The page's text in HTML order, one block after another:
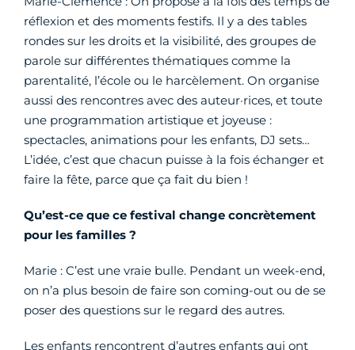
réflexion et des moments festifs. Il y a des tables
rondes sur les droits et la visibilité, des groupes de
parole sur différentes thématiques comme la
parentalité, l’école ou le harcèlement. On organise
aussi des rencontres avec des auteur·rices, et toute
une programmation artistique et joyeuse :
spectacles, animations pour les enfants, DJ sets…
L’idée, c’est que chacun puisse à la fois échanger et
faire la fête, parce que ça fait du bien !
Qu’est-ce que ce festival change concrètement
pour les familles ?
Marie : C’est une vraie bulle. Pendant un week-end,
on n’a plus besoin de faire son coming-out ou de se
poser des questions sur le regard des autres.
Les enfants rencontrent d’autres enfants qui ont